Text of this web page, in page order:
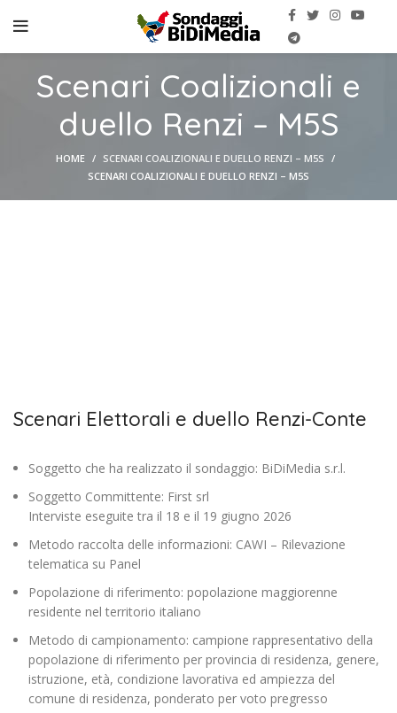
Scenari Coalizionali e
duello Renzi – M5S
HOME
SCENARI COALIZIONALI E DUELLO RENZI – M5S
SCENARI COALIZIONALI E DUELLO RENZI – M5S
Scenari Elettorali e duello Renzi-Conte
Soggetto che ha realizzato il sondaggio: BiDiMedia s.r.l.
Soggetto Committente: First srl
Interviste eseguite tra il 18 e il 19 giugno 2026
Metodo raccolta delle informazioni: CAWI – Rilevazione
telematica su Panel
Popolazione di riferimento: popolazione maggiorenne
residente nel territorio italiano
Metodo di campionamento: campione rappresentativo della
popolazione di riferimento per provincia di residenza, genere,
istruzione, età, condizione lavorativa ed ampiezza del
comune di residenza, ponderato per voto pregresso